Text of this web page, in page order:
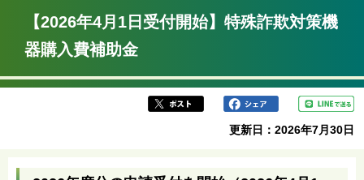
ら
【2026年4月1日受付開始】特殊詐欺対策機
器購入費補助金
更新日：2026年7月30日